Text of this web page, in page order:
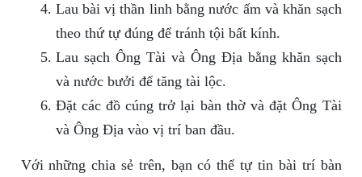
Lau bài vị thần linh bằng nước ấm và khăn sạch
theo thứ tự đúng để tránh tội bất kính.
Lau sạch Ông Tài và Ông Địa bằng khăn sạch
và nước bưởi để tăng tài lộc.
Đặt các đồ cúng trở lại bàn thờ và đặt Ông Tài
và Ông Địa vào vị trí ban đầu.
Với những chia sẻ trên, bạn có thể tự tin bài trí bàn